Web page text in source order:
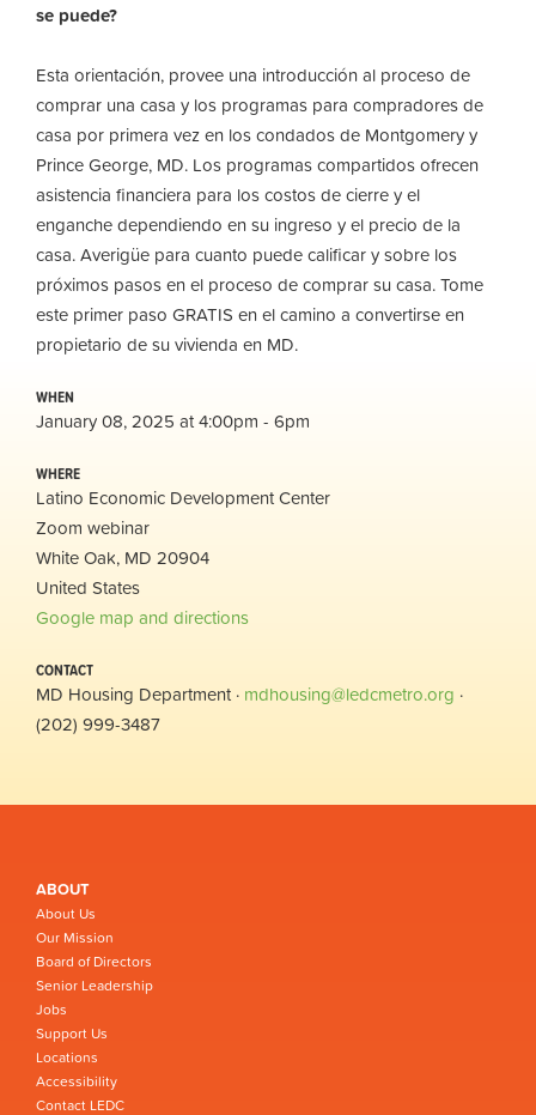
se puede?
Esta orientación, provee una introducción al proceso de
comprar una casa y los programas para compradores de
casa por primera vez en los condados de Montgomery y
Prince George, MD. Los programas compartidos ofrecen
asistencia financiera para los costos de cierre y el
enganche dependiendo en su ingreso y el precio de la
casa. Averigüe para cuanto puede calificar y sobre los
próximos pasos en el proceso de comprar su casa. Tome
este primer paso GRATIS en el camino a convertirse en
propietario de su vivienda en MD.
WHEN
January 08, 2025 at 4:00pm - 6pm
WHERE
Latino Economic Development Center
Zoom webinar
White Oak, MD 20904
United States
Google map and directions
CONTACT
MD Housing Department · mdhousing@ledcmetro.org ·
(202) 999-3487
ABOUT
About Us
Our Mission
Board of Directors
Senior Leadership
Jobs
Support Us
Locations
Accessibility
Contact LEDC